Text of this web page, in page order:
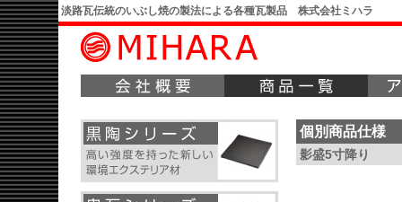
淡路瓦伝統のいぶし焼の製法による各種瓦製品 株式会社ミハラ
個別商品仕様
影盛5寸降り